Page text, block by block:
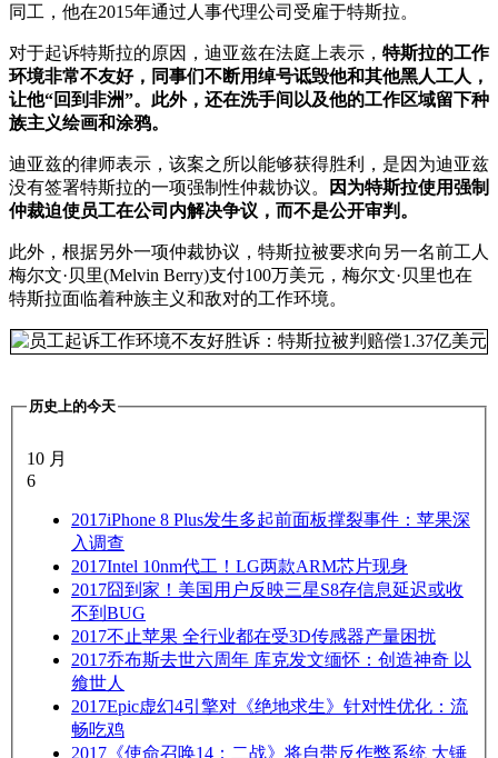
同工，他在2015年通过人事代理公司受雇于特斯拉。
对于起诉特斯拉的原因，迪亚兹在法庭上表示， 特斯拉的工作
环境非常不友好，同事们不断用绰号诋毁他和其他黑人工人，
让他“回到非洲”。此外，还在洗手间以及他的工作区域留下种
族主义绘画和涂鸦。
迪亚兹的律师表示，该案之所以能够获得胜利，是因为迪亚兹
没有签署特斯拉的一项强制性仲裁协议。
因为特斯拉使用强制
仲裁迫使员工在公司内解决争议，而不是公开审判。
此外，根据另外一项仲裁协议，特斯拉被要求向另一名前工人
梅尔文·贝里(Melvin Berry)支付100万美元，梅尔文·贝里也在
特斯拉面临着种族主义和敌对的工作环境。
历史上的今天
10 月
6
2017iPhone 8 Plus发生多起前面板撑裂事件：苹果深
入调查
2017Intel 10nm代工！LG两款ARM芯片现身
2017囧到家！美国用户反映三星S8存信息延迟或收
不到BUG
2017不止苹果 全行业都在受3D传感器产量困扰
2017乔布斯去世六周年 库克发文缅怀：创造神奇 以
飨世人
2017Epic虚幻4引擎对《绝地求生》针对性优化：流
畅吃鸡
2017 《使命召唤14：二战》将自带反作弊系统 大锤